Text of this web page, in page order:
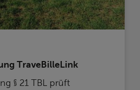
TraveBilleLink
§ 21 TBL prüft